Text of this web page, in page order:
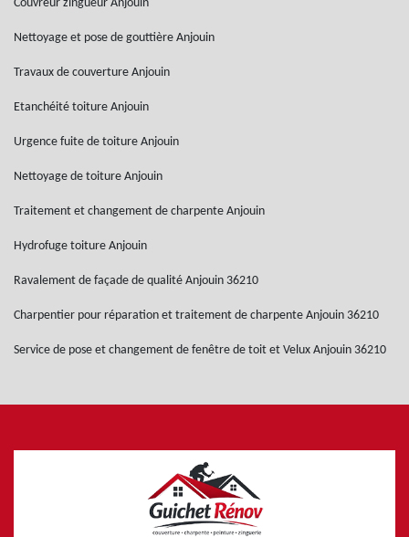
Couvreur zingueur Anjouin
Nettoyage et pose de gouttière Anjouin
Travaux de couverture Anjouin
Etanchéité toiture Anjouin
Urgence fuite de toiture Anjouin
Nettoyage de toiture Anjouin
Traitement et changement de charpente Anjouin
Hydrofuge toiture Anjouin
Ravalement de façade de qualité Anjouin 36210
Charpentier pour réparation et traitement de charpente Anjouin 36210
Service de pose et changement de fenêtre de toit et Velux Anjouin 36210